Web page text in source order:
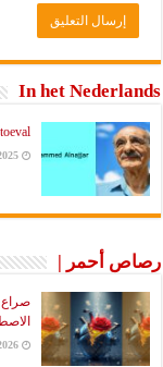
In het Nederlands
رصاص أحمر |
صراع